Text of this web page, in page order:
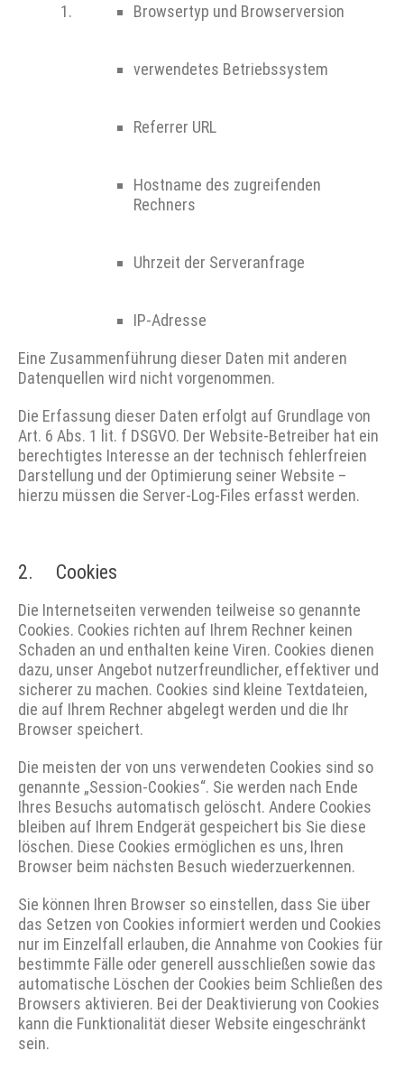
Browsertyp und Browserversion
verwendetes Betriebssystem
Referrer URL
Hostname des zugreifenden
Rechners
Uhrzeit der Serveranfrage
IP-Adresse
Eine Zusammenführung dieser Daten mit anderen
Datenquellen wird nicht vorgenommen.
Die Erfassung dieser Daten erfolgt auf Grundlage von
Art. 6 Abs. 1 lit. f DSGVO. Der Website-Betreiber hat ein
berechtigtes Interesse an der technisch fehlerfreien
Darstellung und der Optimierung seiner Website –
hierzu müssen die Server-Log-Files erfasst werden.
2. Cookies
Die Internetseiten verwenden teilweise so genannte
Cookies. Cookies richten auf Ihrem Rechner keinen
Schaden an und enthalten keine Viren. Cookies dienen
dazu, unser Angebot nutzerfreundlicher, effektiver und
sicherer zu machen. Cookies sind kleine Textdateien,
die auf Ihrem Rechner abgelegt werden und die Ihr
Browser speichert.
Die meisten der von uns verwendeten Cookies sind so
genannte „Session-Cookies“. Sie werden nach Ende
Ihres Besuchs automatisch gelöscht. Andere Cookies
bleiben auf Ihrem Endgerät gespeichert bis Sie diese
löschen. Diese Cookies ermöglichen es uns, Ihren
Browser beim nächsten Besuch wiederzuerkennen.
Sie können Ihren Browser so einstellen, dass Sie über
das Setzen von Cookies informiert werden und Cookies
nur im Einzelfall erlauben, die Annahme von Cookies für
bestimmte Fälle oder generell ausschließen sowie das
automatische Löschen der Cookies beim Schließen des
Browsers aktivieren. Bei der Deaktivierung von Cookies
kann die Funktionalität dieser Website eingeschränkt
sein.